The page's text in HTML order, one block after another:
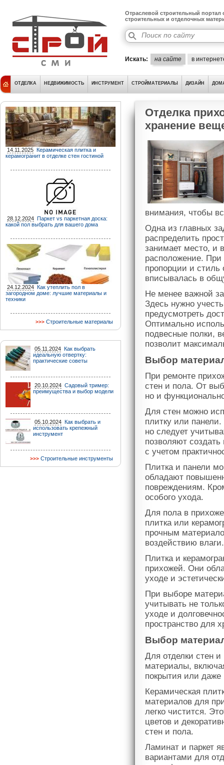
Отраслевой строительный портал
строительных и отделочных
Искать: на сайте в
ОТДЕЛКА НЕДВИЖИМОСТЬ ИНСТРУМЕНТ СТРОЙМАТЕРИАЛЫ ДИЗАЙН
14.11.2025 Керамическая плитка и
керамогранит в отделке стен гостиной
28.12.2024 Паркет vs паркетная доска:
какой пол выбрать для вашего дома
24.12.2024 Как утеплить пол в
загородном доме: лучшие материалы и
техники
Строительные материалы
05.11.2024 Как выбрать
идеальную отвертку:
практические советы
20.10.2024 Садовый тример:
преимущества и выбор модели
05.10.2024 Как выбрать и
использовать крепежный
инструмент
Строительные инструменты
Отделка
хранение
внимания, чтобы
Одна из главных
распределить
занимает место, и
расположение. При
пропорции и стиль
вписывалась в
Не менее важной
Здесь нужно
предусмотреть
Оптимально
подвесные полки,
позволит
Выбор
При ремонте
стен и пола. От
но и
Для стен можно
плитку или
но следует
позволяют
с учетом
Плитка и панели
обладают
повреждениям.
особого ухода.
Для пола в
плитка или
прочным
воздействию влаги.
Плитка и
прихожей. Они
уходе и
При выборе
учитывать не
уходе и
пространство для
Выбор
Для отделки стен
материалы,
покрытия или даже
Керамическая
материалов для
легко чистится.
цветов и
стен и пола.
Ламинат и паркет
вариантами для